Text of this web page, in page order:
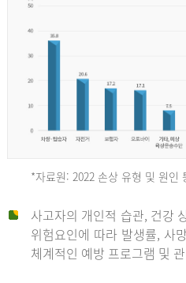
*자료원: 2022 손상 유형 및 원인
사고자의 개인적 습관, 건강
위험요인에 따라 발생률, 사
체계적인 예방 프로그램 및